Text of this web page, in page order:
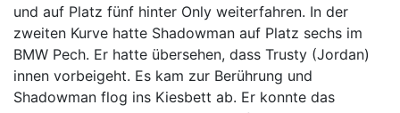
und auf Platz fünf hinter Only weiterfahren. In der
zweiten Kurve hatte Shadowman auf Platz sechs im
BMW Pech. Er hatte übersehen, dass Trusty (Jordan)
innen vorbeigeht. Es kam zur Berührung und
Shadowman flog ins Kiesbett ab. Er konnte das